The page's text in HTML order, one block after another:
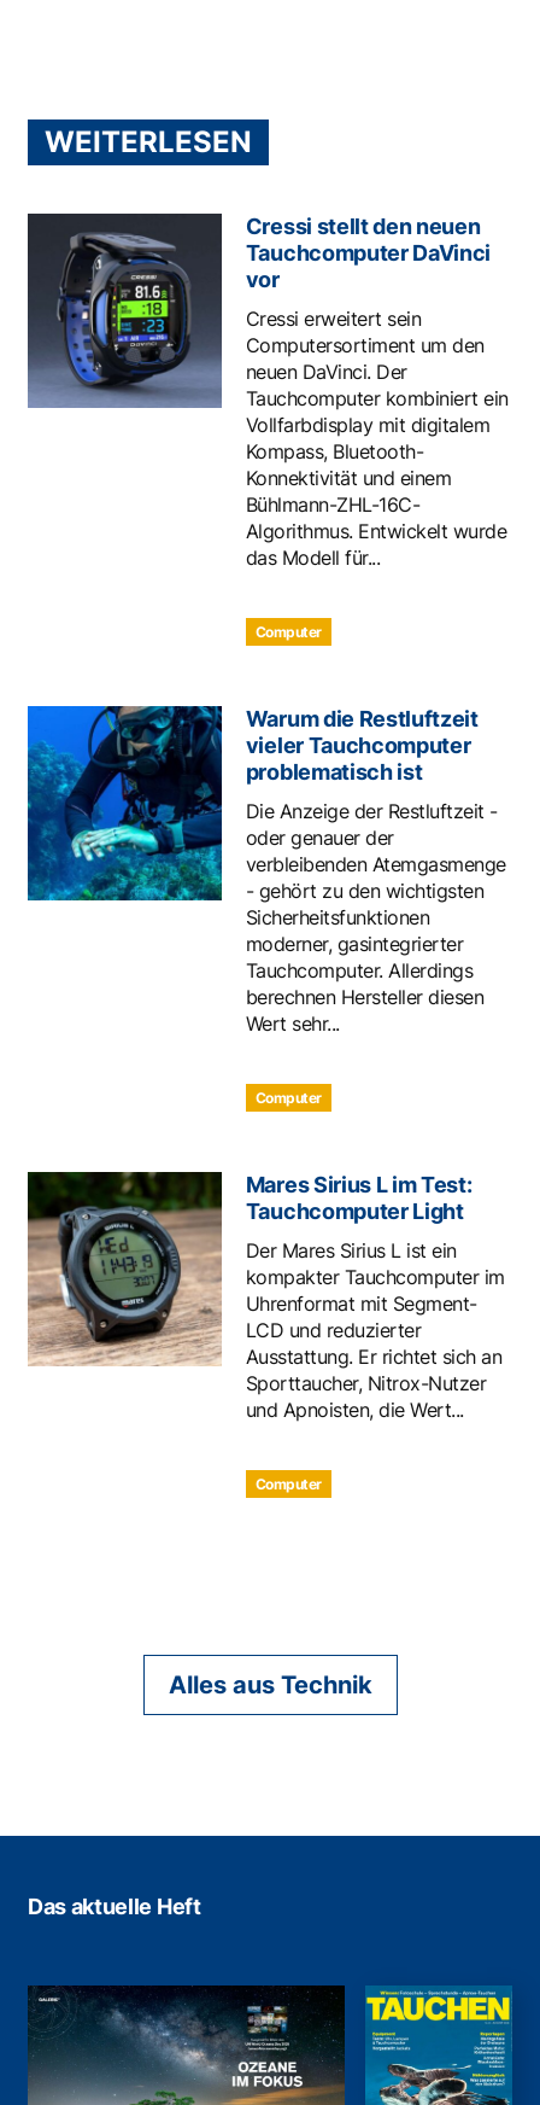
WEITERLESEN
Cressi stellt den neuen
Tauchcomputer DaVinci
vor
Cressi erweitert sein
Computersortiment um den
neuen DaVinci. Der
Tauchcomputer kombiniert ein
Vollfarbdisplay mit digitalem
Kompass, Bluetooth-
Konnektivität und einem
Bühlmann-ZHL-16C-
Algorithmus. Entwickelt wurde
das Modell für...
Computer
Warum die Restluftzeit
vieler Tauchcomputer
problematisch ist
Die Anzeige der Restluftzeit -
oder genauer der
verbleibenden Atemgasmenge
- gehört zu den wichtigsten
Sicherheitsfunktionen
moderner, gasintegrierter
Tauchcomputer. Allerdings
berechnen Hersteller diesen
Wert sehr...
Computer
Mares Sirius L im Test:
Tauchcomputer Light
Der Mares Sirius L ist ein
kompakter Tauchcomputer im
Uhrenformat mit Segment-
LCD und reduzierter
Ausstattung. Er richtet sich an
Sporttaucher, Nitrox-Nutzer
und Apnoisten, die Wert...
Computer
Alles aus Technik
Das aktuelle Heft